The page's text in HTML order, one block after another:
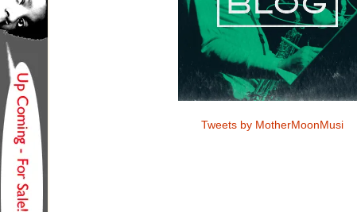
Tweets by MotherMoonMusi